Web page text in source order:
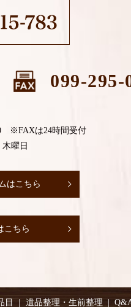
099-295-
※FAXは24時間受付
木曜日
はこちら
こちら
目 遺品整理・生前整理